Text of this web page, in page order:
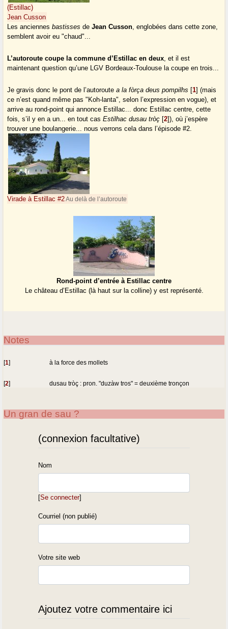
(Estillac)
Jean Cusson
Les anciennesbastisses deJean Cusson, englobées dans cette zone,
semblent avoir eu "chaud"...
L’autoroute coupe la commune d’Estillac en deux, et il est
maintenant question qu’une LGV Bordeaux-Toulouse la coupe en trois...
Je gravis donc le pont de l’autoroutea la fòrça deus pompilhs [1] (mais
ce n’est quand même pas "Koh-lanta", selon l’expression en vogue), et
arrive au rond-point qui annonce Estillac... donc Estillac centre, cette
fois, s’il y en a un... en tout casEstilhac dusau tròç [2]), où j’espère
trouver une boulangerie... nous verrons cela dans l’épisode #2.
Virade à Estillac #2Au delà de l’autoroute
Rond-point d’entrée à Estillac centre
Le château d’Estillac (là haut sur la colline) y est représenté.
Notes
[1] à la force des mollets
[2] dusau tròç : pron. "duzàw tros" = deuxième tronçon
Un gran de sau ?
(connexion facultative)
Nom
[Se connecter]
Courriel (non publié)
Votre site web
Ajoutez votre commentaire ici